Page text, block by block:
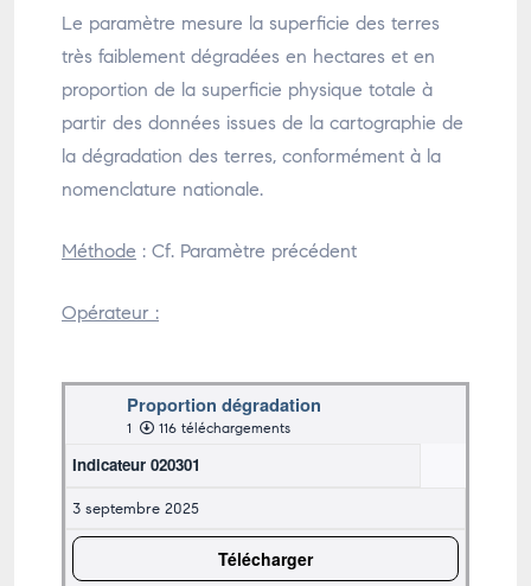
Le paramètre mesure la superficie des terres
très faiblement dégradées en hectares et en
proportion de la superficie physique totale à
partir des données issues de la cartographie de
la dégradation des terres, conformément à la
nomenclature nationale.
Méthode : Cf. Paramètre précédent
Opérateur :
Proportion dégradation
1 116 téléchargements
Indicateur 020301
3 septembre 2025
Télécharger